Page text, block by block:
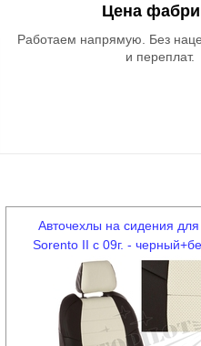
Цена
Работаем напрямую. Без
и переплат.
Авточехлы на сидения для
Sorento II c 09г. -